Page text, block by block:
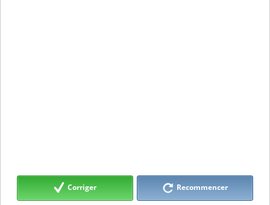
Corriger Recommencer